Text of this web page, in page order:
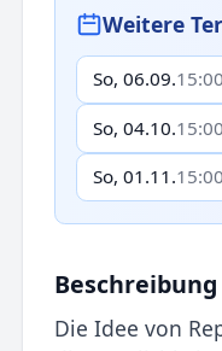
Weitere
So, 06.09.
So, 04.10.
So, 01.11.
Beschreibung
Die Idee von